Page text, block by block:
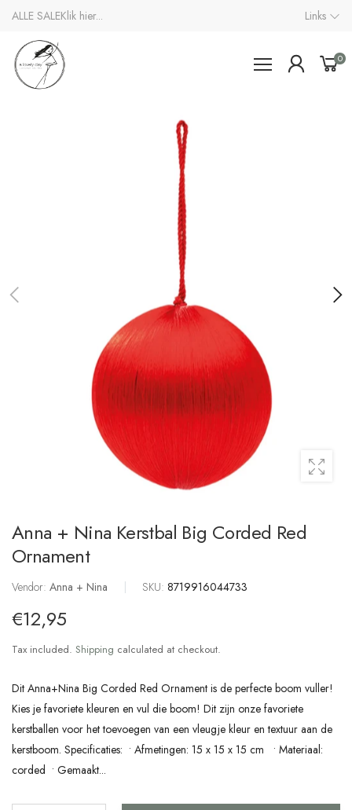
ALLE SALEKlik hier... Links
0
Anna + Nina Kerstbal Big Corded Red
Ornament
Vendor: Anna + Nina | SKU: 8719916044733
€12,95
Tax included. Shipping calculated at checkout.
Dit Anna+Nina Big Corded Red Ornament is de perfecte boom vuller!
Kies je favoriete kleuren en vul die boom! Dit zijn onze favoriete
kerstballen voor het toevoegen van een vleugje kleur en textuur aan de
kerstboom. Specificaties: • Afmetingen: 15 x 15 x 15 cm • Materiaal:
corded • Gemaakt...